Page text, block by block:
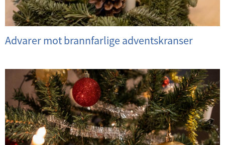
Advarer mot brannfarlige adventskranser